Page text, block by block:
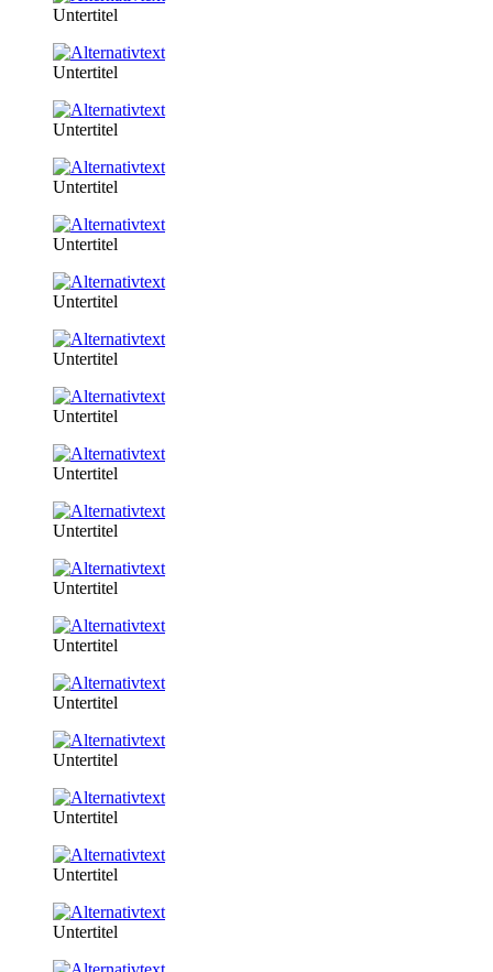
Untertitel
Untertitel
Untertitel
Untertitel
Untertitel
Untertitel
Untertitel
Untertitel
Untertitel
Untertitel
Untertitel
Untertitel
Untertitel
Untertitel
Untertitel
Untertitel
Untertitel